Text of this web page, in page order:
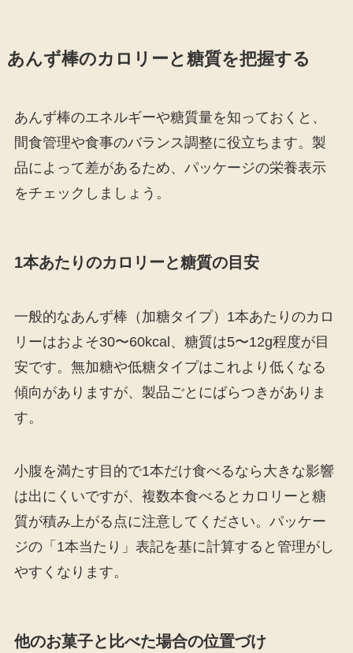
あんず棒のカロリーと糖質を把握する
あんず棒のエネルギーや糖質量を知っておくと、
間食管理や食事のバランス調整に役立ちます。製
品によって差があるため、パッケージの栄養表示
をチェックしましょう。
1本あたりのカロリーと糖質の目安
一般的なあんず棒（加糖タイプ）1本あたりのカロ
リーはおよそ30〜60kcal、糖質は5〜12g程度が目
安です。無加糖や低糖タイプはこれより低くなる
傾向がありますが、製品ごとにばらつきがありま
す。
小腹を満たす目的で1本だけ食べるなら大きな影響
は出にくいですが、複数本食べるとカロリーと糖
質が積み上がる点に注意してください。パッケー
ジの「1本当たり」表記を基に計算すると管理がし
やすくなります。
他のお菓子と比べた場合の位置づけ